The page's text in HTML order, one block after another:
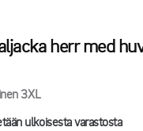
herr med
3XL
ulkoisesta varastosta